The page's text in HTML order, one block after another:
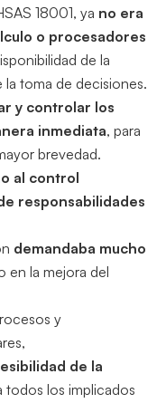
18001, ya no era
o procesadores
de la
toma de decisiones.
y controlar los
inmediata, para
brevedad.
al control
responsabilidades
demandaba mucho
en la mejora del
y
de la
todos los implicados